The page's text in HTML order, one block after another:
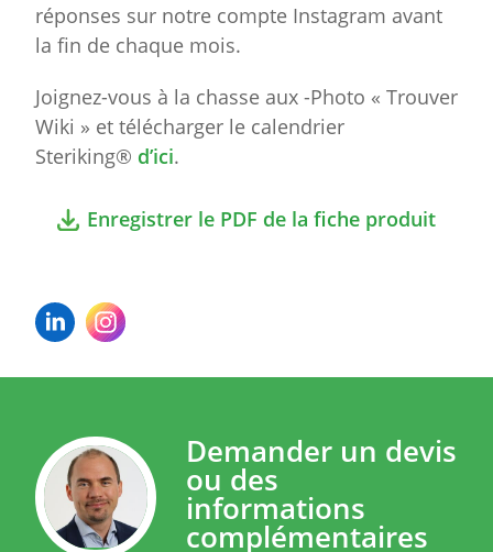
réponses sur notre compte Instagram avant
la fin de chaque mois.
Joignez-vous à la chasse aux -Photo « Trouver
Wiki » et télécharger le calendrier
Steriking® d’ici.
Enregistrer le PDF de la fiche produit
Demander un devis
ou des
informations
complémentaires